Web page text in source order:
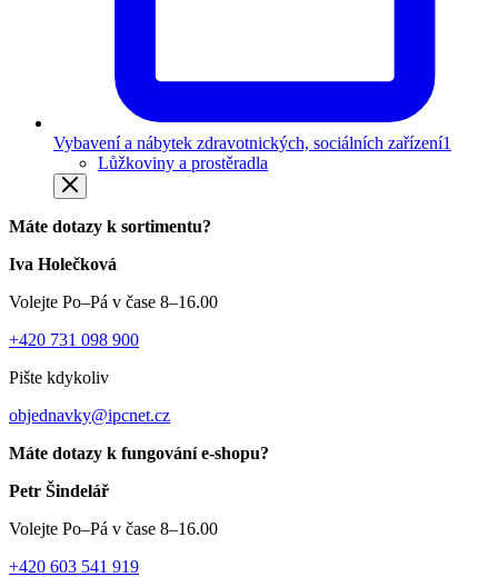
Vybavení a nábytek zdravotnických, sociálních zařízení1
Lůžkoviny a prostěradla
Máte dotazy k sortimentu?
Iva Holečková
Volejte Po–Pá v čase 8–16.00
+420 731 098 900
Pište kdykoliv
objednavky@ipcnet.cz
Máte dotazy k fungování e-shopu?
Petr Šindelář
Volejte Po–Pá v čase 8–16.00
+420 603 541 919